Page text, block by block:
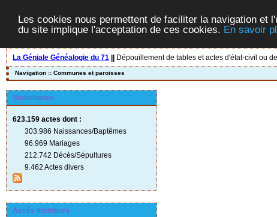
Les cookies nous permettent de faciliter la navigation et
du site implique l'acceptation de ces cookies. En savoir
La Géniale Généalogie du 71 Dépouillement de tables et actes d'état-civil ou
Navigation :: Communes et paroisses
Statistiques
623.159 actes dont :
303.986 Naissances/Baptêmes
96.969 Mariages
212.742 Décès/Sépultures
9.462 Actes divers
Accès membres